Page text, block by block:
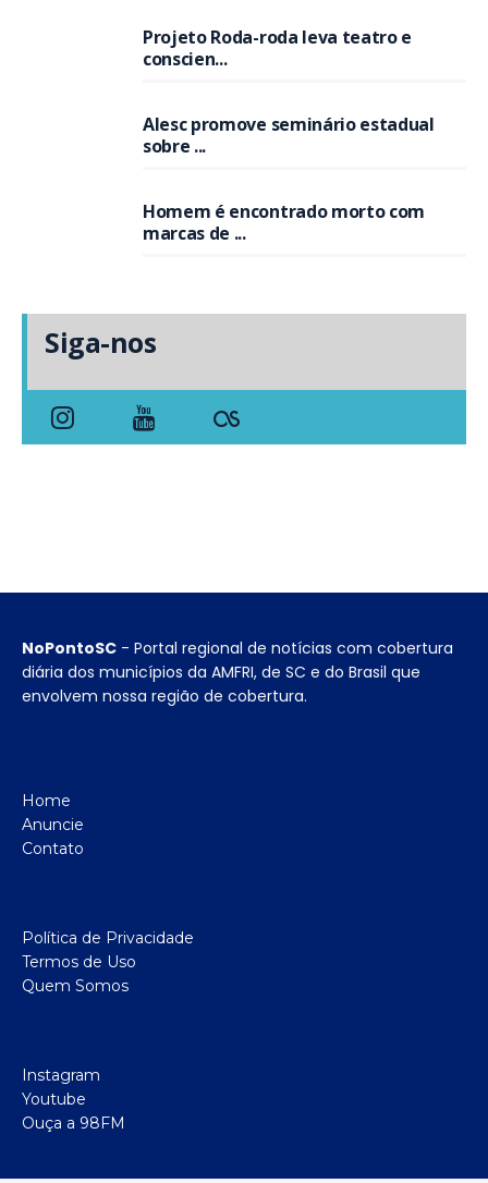
Projeto Roda-roda leva teatro e
conscien...
Alesc promove seminário estadual
sobre ...
Homem é encontrado morto com
marcas de ...
Siga-nos
NoPontoSC - Portal regional de notícias com cobertura
diária dos municípios da AMFRI, de SC e do Brasil que
envolvem nossa região de cobertura.
Home
Anuncie
Contato
Política de Privacidade
Termos de Uso
Quem Somos
Instagram
Youtube
Ouça a 98FM